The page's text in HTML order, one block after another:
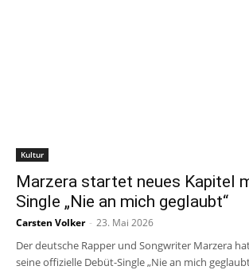
Kultur
Marzera startet neues Kapitel
Single „Nie an mich geglaubt“
Carsten Volker - 23. Mai 2026
Der deutsche Rapper und Songwriter Marzera
seine offizielle Debüt-Single „Nie an mich